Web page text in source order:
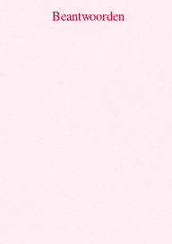
Beantwoorden